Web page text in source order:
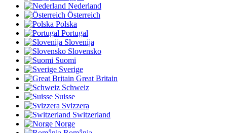
Nederland
Österreich
Polska
Portugal
Slovenija
Slovensko
Suomi
Sverige
Great Britain
Schweiz
Suisse
Svizzera
Switzerland
Norge